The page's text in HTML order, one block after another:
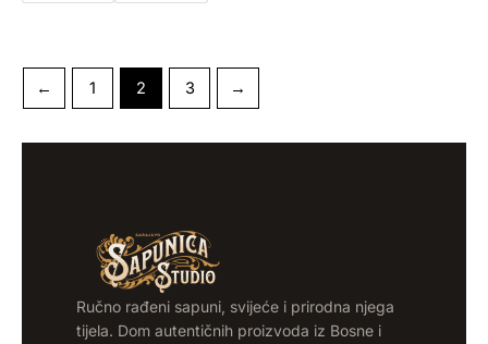
← 1 2 3 →
Ručno rađeni sapuni, svijeće i prirodna njega
tijela. Dom autentičnih proizvoda iz Bosne i